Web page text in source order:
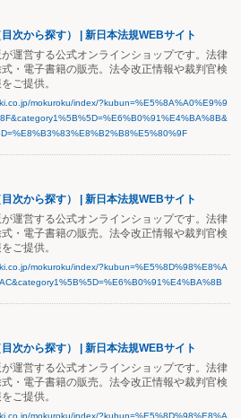
次から探す） | 新日本法規WEBサイト
運営する公式オンラインショップです。法律
・電子書籍の販売。法令改正情報や裁判官検
ご提供。
mokuroku/index/?kubun=%E5%8A%A0%E9%9
次から探す） | 新日本法規WEBサイト
運営する公式オンラインショップです。法律
・電子書籍の販売。法令改正情報や裁判官検
ご提供。
mokuroku/index/?kubun=%E5%8D%98%E8%A
次から探す） | 新日本法規WEBサイト
運営する公式オンラインショップです。法律
・電子書籍の販売。法令改正情報や裁判官検
ご提供。
mokuroku/index/?kubun=%E5%8D%98%E8%A